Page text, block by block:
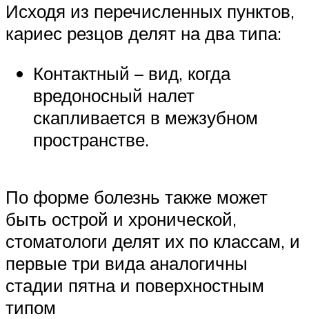
Исходя из перечисленных пунктов,
кариес резцов делят на два типа:
Контактный – вид, когда
вредоносный налет
скапливается в межзубном
пространстве.
По форме болезнь также может
быть острой и хронической,
стоматологи делят их по классам, и
первые три вида аналогичны
стадии пятна и поверхностным
типом